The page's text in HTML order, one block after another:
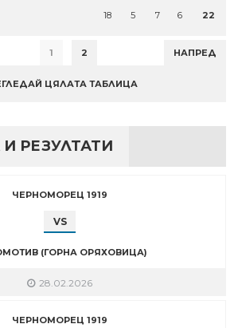
18 5 7 6 22
1 2 НАПРЕД
ЦЯЛАТА ТАБЛИЦА
РЕЗУЛТАТИ
ЧЕРНОМОРЕЦ 1919
VS
(ГОРНА ОРЯХОВИЦА)
28.02.2026
ЧЕРНОМОРЕЦ 1919